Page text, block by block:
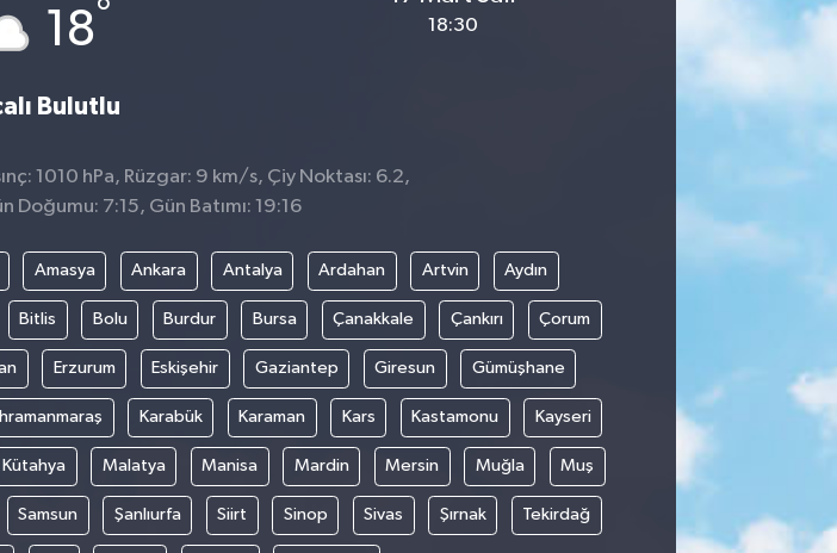
18°
Bulutlu
18:30
1010 hPa, Rüzgar: 9 km/s, Çiy Noktası: 6.2,
Doğumu: 7:15, Gün Batımı: 19:16
Amasya Ankara Antalya Ardahan Artvin Aydın
Bitlis Bolu Burdur Bursa Çanakkale Çankırı Çorum
Erzurum Eskişehir Gaziantep Giresun Gümüşhane
Karabük Karaman Kars Kastamonu Kayseri
Kütahya Malatya Manisa Mardin Mersin Muğla Muş
Samsun Şanlıurfa Siirt Sinop Sivas Şırnak Tekirdağ